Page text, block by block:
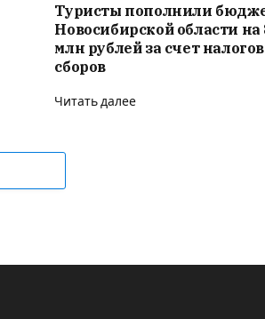
Туристы пополнили
Новосибирской области на
млн рублей за счет
сборов
Читать далее